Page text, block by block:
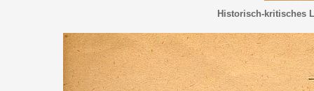
Historisch-kritisches